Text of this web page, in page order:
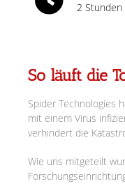
2
So läuft die
Spider Technologies
mit einem Virus
verhindert die
Wie uns mitgeteilt